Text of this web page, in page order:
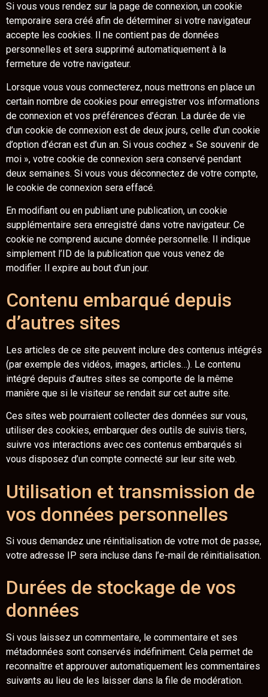
Si vous vous rendez sur la page de connexion, un cookie
temporaire sera créé afin de déterminer si votre navigateur
accepte les cookies. Il ne contient pas de données
personnelles et sera supprimé automatiquement à la
fermeture de votre navigateur.
Lorsque vous vous connecterez, nous mettrons en place un
certain nombre de cookies pour enregistrer vos informations
de connexion et vos préférences d’écran. La durée de vie
d’un cookie de connexion est de deux jours, celle d’un cookie
d’option d’écran est d’un an. Si vous cochez « Se souvenir de
moi », votre cookie de connexion sera conservé pendant
deux semaines. Si vous vous déconnectez de votre compte,
le cookie de connexion sera effacé.
En modifiant ou en publiant une publication, un cookie
supplémentaire sera enregistré dans votre navigateur. Ce
cookie ne comprend aucune donnée personnelle. Il indique
simplement l’ID de la publication que vous venez de
modifier. Il expire au bout d’un jour.
Contenu embarqué depuis
d’autres sites
Les articles de ce site peuvent inclure des contenus intégrés
(par exemple des vidéos, images, articles…). Le contenu
intégré depuis d’autres sites se comporte de la même
manière que si le visiteur se rendait sur cet autre site.
Ces sites web pourraient collecter des données sur vous,
utiliser des cookies, embarquer des outils de suivis tiers,
suivre vos interactions avec ces contenus embarqués si
vous disposez d’un compte connecté sur leur site web.
Utilisation et transmission de
vos données personnelles
Si vous demandez une réinitialisation de votre mot de passe,
votre adresse IP sera incluse dans l’e-mail de réinitialisation.
Durées de stockage de vos
données
Si vous laissez un commentaire, le commentaire et ses
métadonnées sont conservés indéfiniment. Cela permet de
reconnaître et approuver automatiquement les commentaires
suivants au lieu de les laisser dans la file de modération.